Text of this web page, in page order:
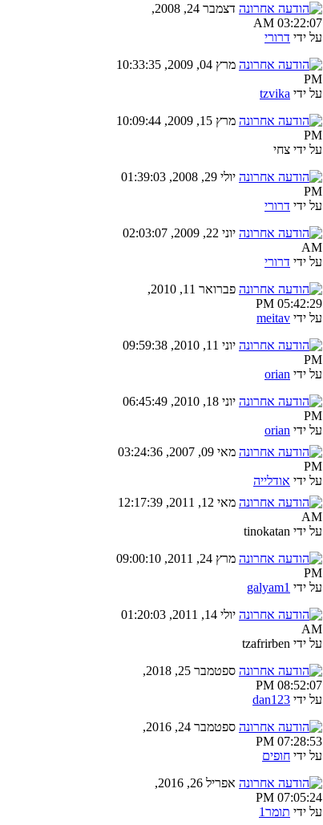
דצמבר 24, 2008,
03:22:07 AM
על ידי דרורי
מרץ 04, 2009, 10:33:35
PM
על ידי tzvika
מרץ 15, 2009, 10:09:44
PM
על ידי צחי
יולי 29, 2008, 01:39:03
PM
על ידי דרורי
יוני 22, 2009, 02:03:07
AM
על ידי דרורי
פברואר 11, 2010,
05:42:29 PM
על ידי meitav
יוני 11, 2010, 09:59:38
PM
על ידי orian
יוני 18, 2010, 06:45:49
PM
על ידי orian
מאי 09, 2007, 03:24:36
PM
על ידי אודלייה
מאי 12, 2011, 12:17:39
AM
על ידי tinokatan
מרץ 24, 2011, 09:00:10
PM
על ידי galyam1
יולי 14, 2011, 01:20:03
AM
על ידי tzafrirben
ספטמבר 25, 2018,
08:52:07 PM
על ידי dan123
ספטמבר 24, 2016,
07:28:53 PM
על ידי חופים
אפריל 26, 2016,
07:05:24 PM
על ידי תומר1